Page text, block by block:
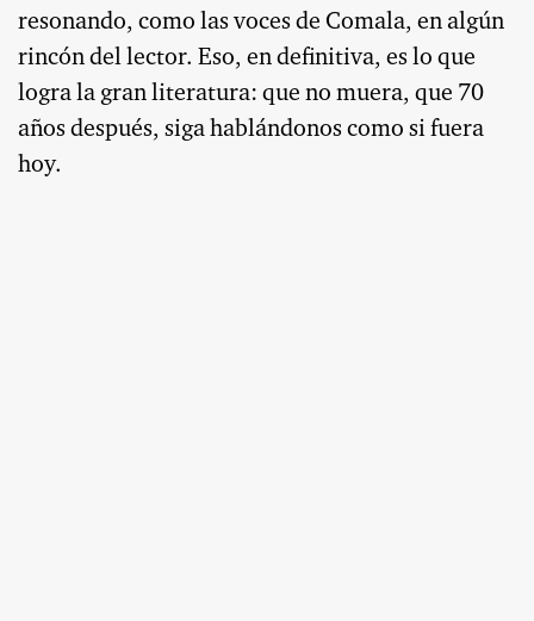
resonando, como las voces de Comala, en algún
rincón del lector. Eso, en definitiva, es lo que
logra la gran literatura: que no muera, que 70
años después, siga hablándonos como si fuera
hoy.